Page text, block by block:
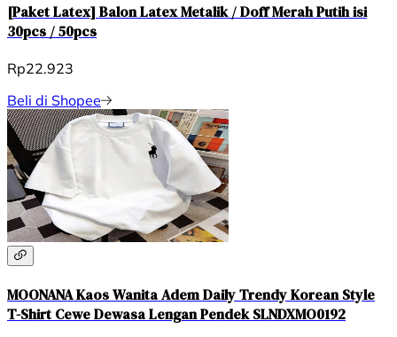
[Paket Latex] Balon Latex Metalik / Doff Merah Putih isi
30pcs / 50pcs
Rp22.923
Beli di Shopee
MOONANA Kaos Wanita Adem Daily Trendy Korean Style
T-Shirt Cewe Dewasa Lengan Pendek SLNDXMO0192